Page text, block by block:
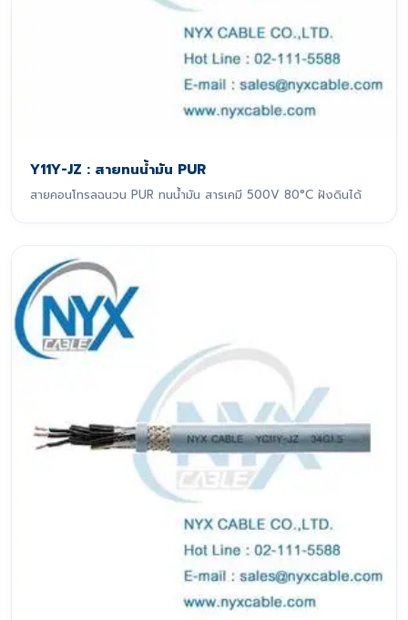
Y11Y-JZ : สายทนน้ำมัน PUR
สายคอนโทรลฉนวน PUR ทนน้ำมัน สารเคมี 500V 80°C ฝังดินได้